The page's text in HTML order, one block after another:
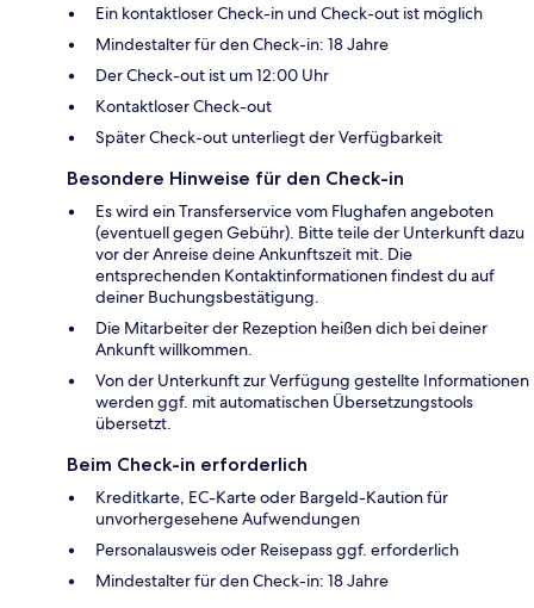
Ein kontaktloser Check-in und Check-out ist möglich
Mindestalter für den Check-in: 18 Jahre
Der Check-out ist um 12:00 Uhr
Kontaktloser Check-out
Später Check-out unterliegt der Verfügbarkeit
Besondere Hinweise für den Check-in
Es wird ein Transferservice vom Flughafen angeboten
(eventuell gegen Gebühr). Bitte teile der Unterkunft dazu
vor der Anreise deine Ankunftszeit mit. Die
entsprechenden Kontaktinformationen findest du auf
deiner Buchungsbestätigung.
Die Mitarbeiter der Rezeption heißen dich bei deiner
Ankunft willkommen.
Von der Unterkunft zur Verfügung gestellte Informationen
werden ggf. mit automatischen Übersetzungstools
übersetzt.
Beim Check-in erforderlich
Kreditkarte, EC-Karte oder Bargeld-Kaution für
unvorhergesehene Aufwendungen
Personalausweis oder Reisepass ggf. erforderlich
Mindestalter für den Check-in: 18 Jahre